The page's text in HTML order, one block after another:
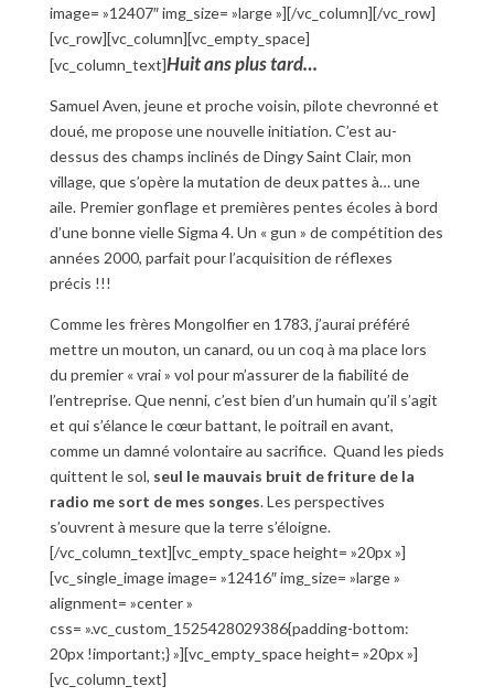
image= »12407″ img_size= »large »][/vc_column][/vc_row]
[vc_row][vc_column][vc_empty_space]
[vc_column_text]Huit ans plus tard…
Samuel Aven, jeune et proche voisin, pilote chevronné et
doué, me propose une nouvelle initiation. C’est au-
dessus des champs inclinés de Dingy Saint Clair, mon
village, que s’opère la mutation de deux pattes à… une
aile. Premier gonflage et premières pentes écoles à bord
d’une bonne vielle Sigma 4. Un « gun » de compétition des
années 2000, parfait pour l’acquisition de réflexes
précis !!!
Comme les frères Mongolfier en 1783, j’aurai préféré
mettre un mouton, un canard, ou un coq à ma place lors
du premier « vrai » vol pour m’assurer de la fiabilité de
l’entreprise. Que nenni, c’est bien d’un humain qu’il s’agit
et qui s’élance le cœur battant, le poitrail en avant,
comme un damné volontaire au sacrifice. Quand les pieds
quittent le sol, seul le mauvais bruit de friture de la
radio me sort de mes songes. Les perspectives
s’ouvrent à mesure que la terre s’éloigne.
[/vc_column_text][vc_empty_space height= »20px »]
[vc_single_image image= »12416″ img_size= »large »
alignment= »center »
css= ».vc_custom_1525428029386{padding-bottom:
20px !important;} »][vc_empty_space height= »20px »]
[vc_column_text]